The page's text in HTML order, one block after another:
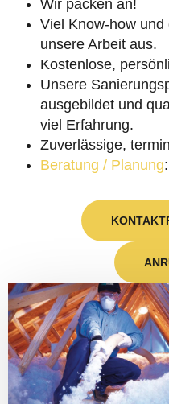
Wir packen an!
Viel Know-how
unsere Arbeit aus.
Kostenlose,
Unsere
ausgebildet und
viel Erfahrung.
Zuverlässige,
Beratung / Planung